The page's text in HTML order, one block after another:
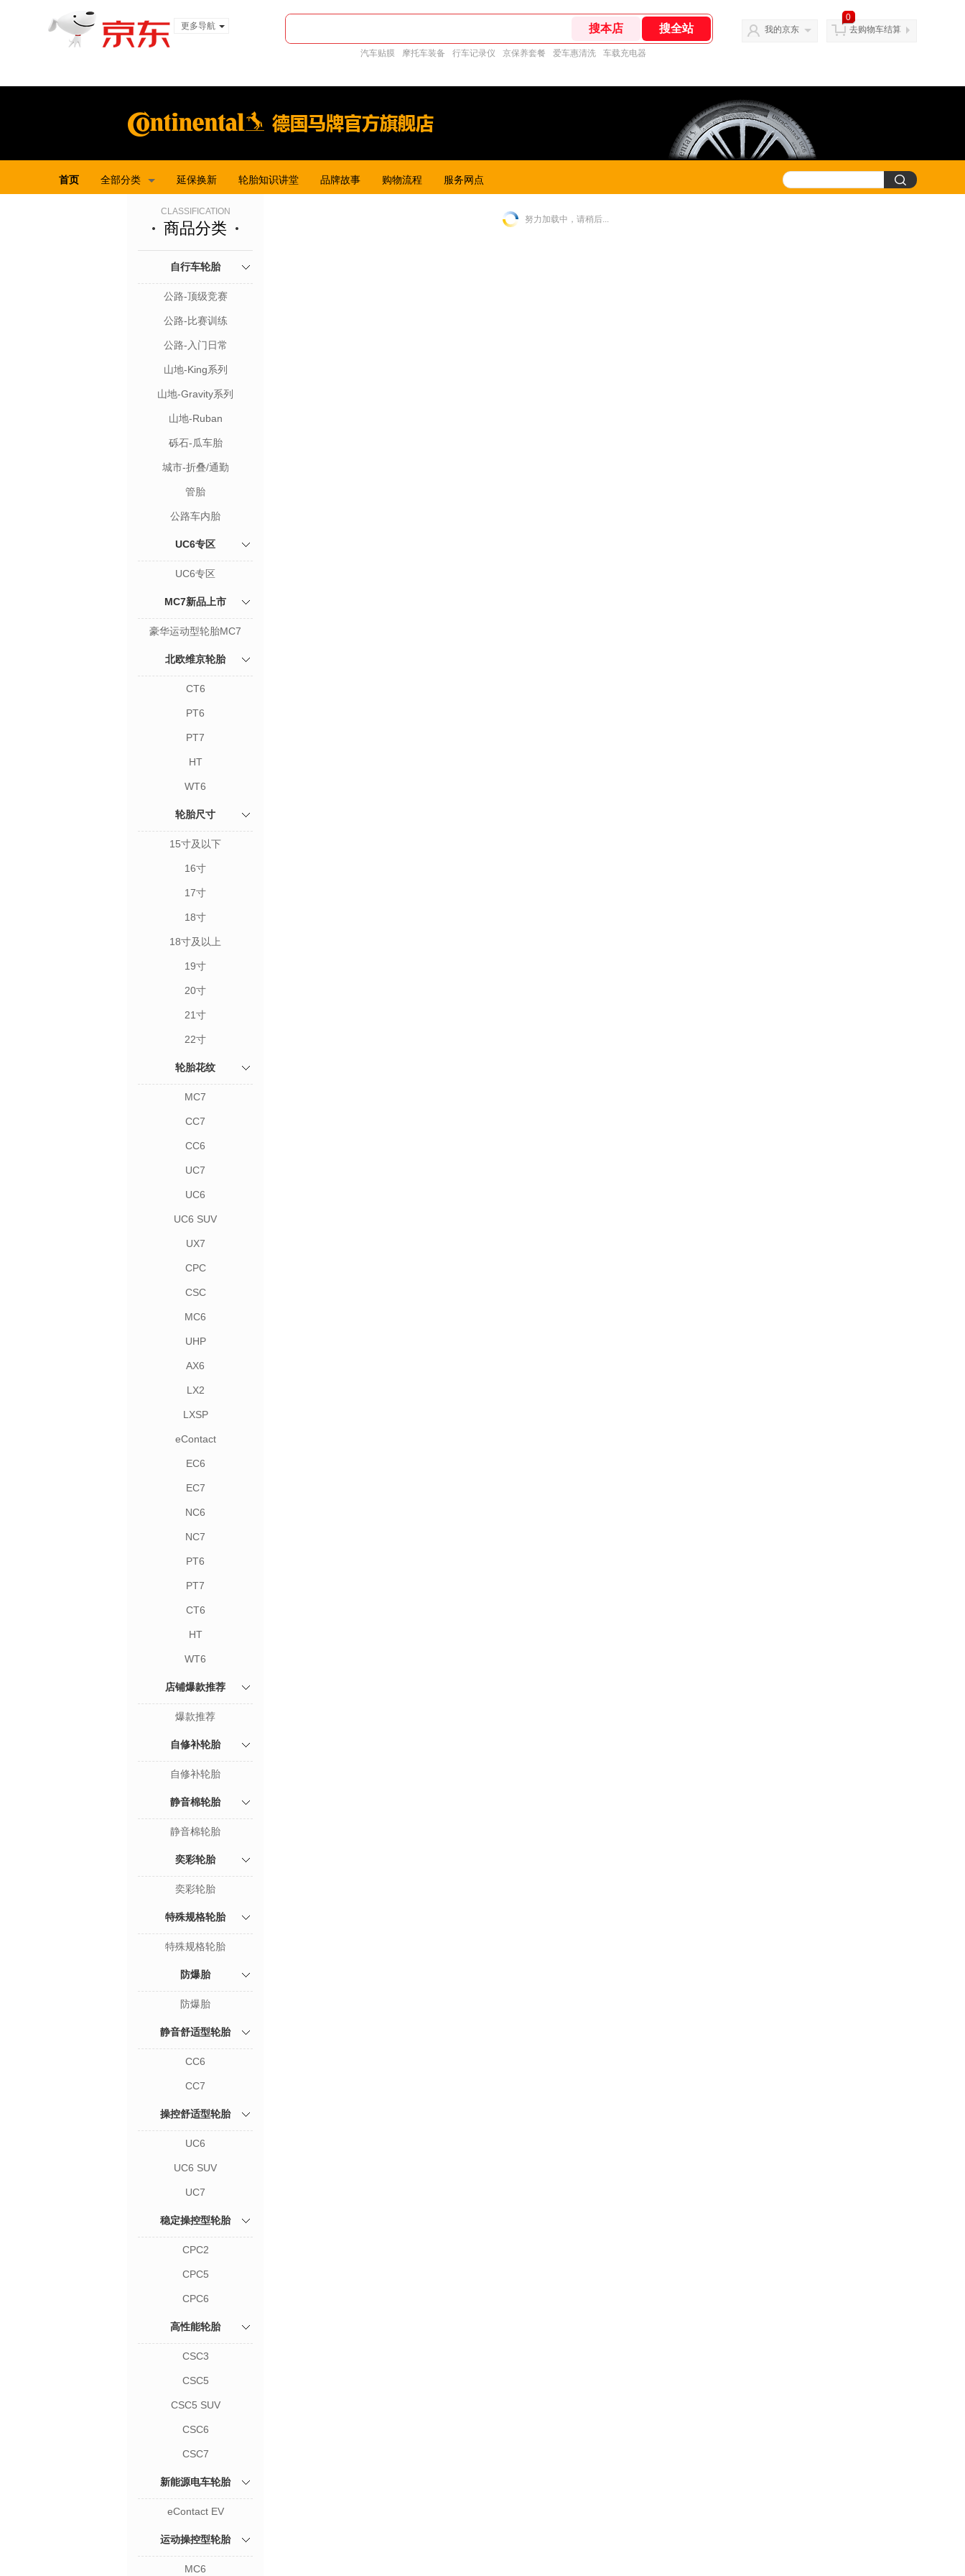
更多导航
汽车贴膜 摩托车装备 行车记录仪 京保养套餐 爱车惠清洗 车载充电器
我的京东
0
去购物车结算
首页 全部分类 延保换新 轮胎知识讲堂 品牌故事 购物流程 服务网点
CLASSIFICATION
商品分类
自行车轮胎
公路-顶级竞赛
公路-比赛训练
公路-入门日常
山地-King系列
山地-Gravity系列
山地-Ruban
砾石-瓜车胎
城市-折叠/通勤
管胎
公路车内胎
UC6专区
UC6专区
MC7新品上市
豪华运动型轮胎MC7
北欧维京轮胎
CT6
PT6
PT7
HT
WT6
轮胎尺寸
15寸及以下
16寸
17寸
18寸
18寸及以上
19寸
20寸
21寸
22寸
轮胎花纹
MC7
CC7
CC6
UC7
UC6
UC6 SUV
UX7
CPC
CSC
MC6
UHP
AX6
LX2
LXSP
eContact
EC6
EC7
NC6
NC7
PT6
PT7
CT6
HT
WT6
店铺爆款推荐
爆款推荐
自修补轮胎
自修补轮胎
静音棉轮胎
静音棉轮胎
奕彩轮胎
奕彩轮胎
特殊规格轮胎
特殊规格轮胎
防爆胎
防爆胎
静音舒适型轮胎
CC6
CC7
操控舒适型轮胎
UC6
UC6 SUV
UC7
稳定操控型轮胎
CPC2
CPC5
CPC6
高性能轮胎
CSC3
CSC5
CSC5 SUV
CSC6
CSC7
新能源电车轮胎
eContact EV
运动操控型轮胎
MC6
努力加载中，请稍后...